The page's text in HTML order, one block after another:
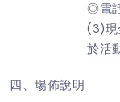
◎電
(3)現
於活
四、場佈說明